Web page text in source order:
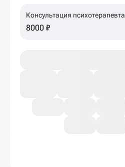
Консультация психотерапевта
8000 ₽